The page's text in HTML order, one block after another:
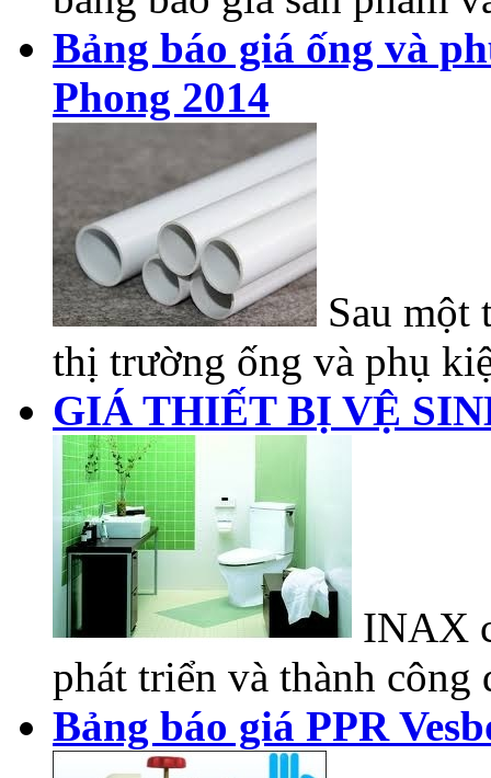
Bảng báo giá ống và
Phong 2014
Sau một
thị trường ống và phụ
GIÁ THIẾT BỊ VỆ
INAX
phát triển và thành công
Bảng báo giá PPR